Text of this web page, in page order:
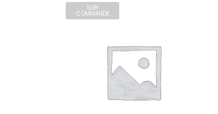
SUR
COMMANDE